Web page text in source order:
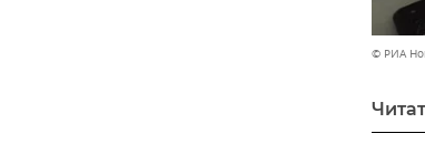
© РИА